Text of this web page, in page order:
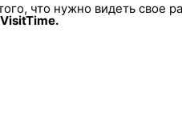
что нужно видеть свое